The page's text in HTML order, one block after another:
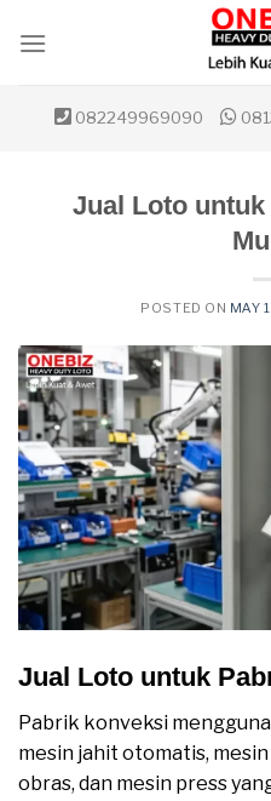
082249969090
Jual Loto
POSTED ON MAY
Jual Loto untuk
Pabrik konveksi
mesin jahit otomatis,
obras, dan mesin press